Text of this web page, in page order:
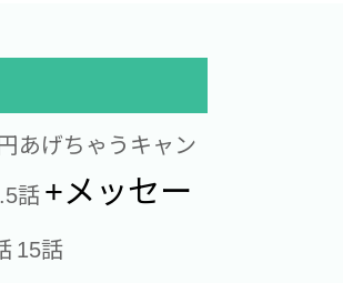
あげちゃうキャン
話 +メッセー
15話